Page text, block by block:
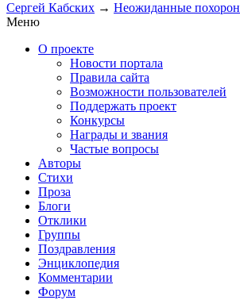
Сергей Кабских → Неожиданные
Меню
О проекте
Новости портала
Правила сайта
Возможности пользователей
Поддержать проект
Конкурсы
Награды и звания
Частые вопросы
Авторы
Стихи
Проза
Блоги
Отклики
Группы
Поздравления
Энциклопедия
Комментарии
Форум